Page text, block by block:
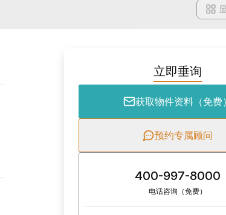
立即垂询
获取物件资料（免费）
预约专属顾问
400-997-8000
电话咨询（免费）